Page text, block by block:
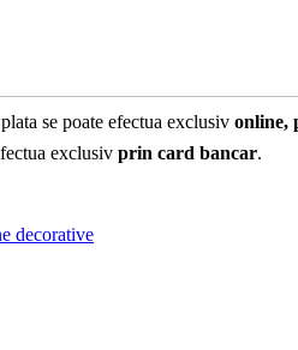
se poate efectua exclusiv online,
exclusiv prin card bancar.
decorative